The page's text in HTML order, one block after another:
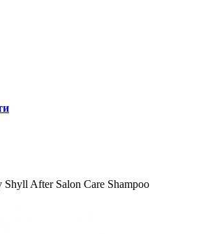
After Salon Care Shampoo